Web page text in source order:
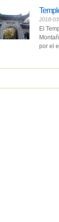
2018-
El
por el